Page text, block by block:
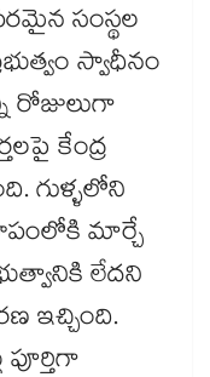
సంస్థల
స్వాధీనం
రోజులుగా
కేంద్ర
గుళ్ళలోని
మార్చే
లేదని
ఇచ్చింది.